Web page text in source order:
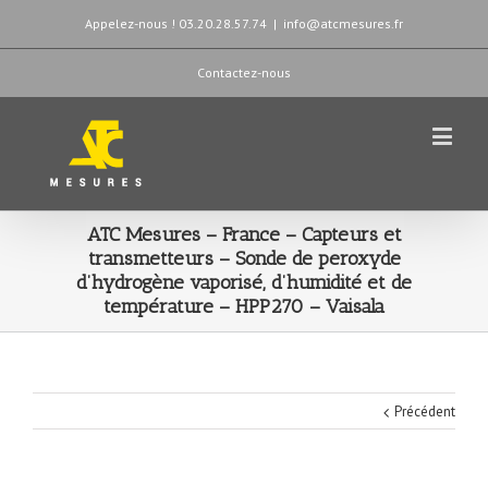
Appelez-nous ! 03.20.28.57.74 | info@atcmesures.fr
Contactez-nous
ATC Mesures – France – Capteurs et
transmetteurs – Sonde de peroxyde
d’hydrogène vaporisé, d’humidité et de
température – HPP270 – Vaisala
Précédent